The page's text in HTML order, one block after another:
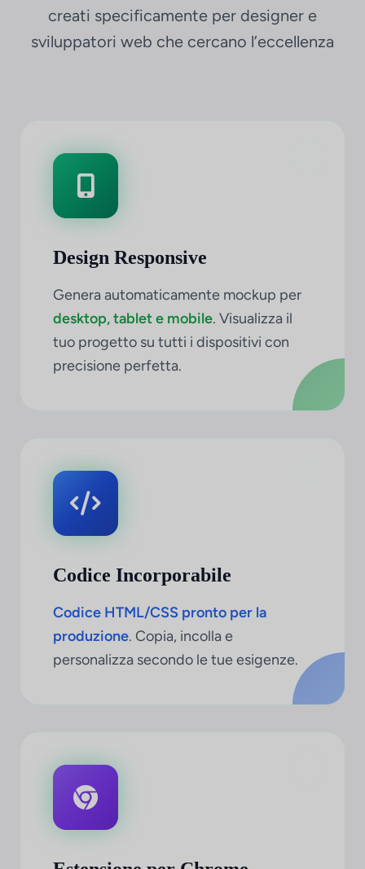
creati specificamente per designer e
sviluppatori web che cercano l’eccellenza
Design Responsive
Genera automaticamente mockup per
desktop, tablet e mobile. Visualizza il
tuo progetto su tutti i dispositivi con
precisione perfetta.
Codice Incorporabile
Codice HTML/CSS pronto per la
produzione. Copia, incolla e
personalizza secondo le tue esigenze.